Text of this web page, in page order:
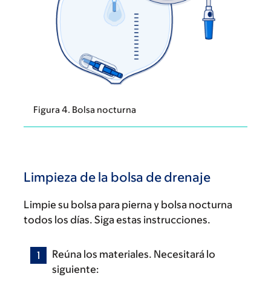
Figura 4. Bolsa nocturna
Limpieza de la bolsa de drenaje
Limpie su bolsa para pierna y bolsa nocturna
todos los días. Siga estas instrucciones.
Reúna los materiales. Necesitará lo
siguiente: